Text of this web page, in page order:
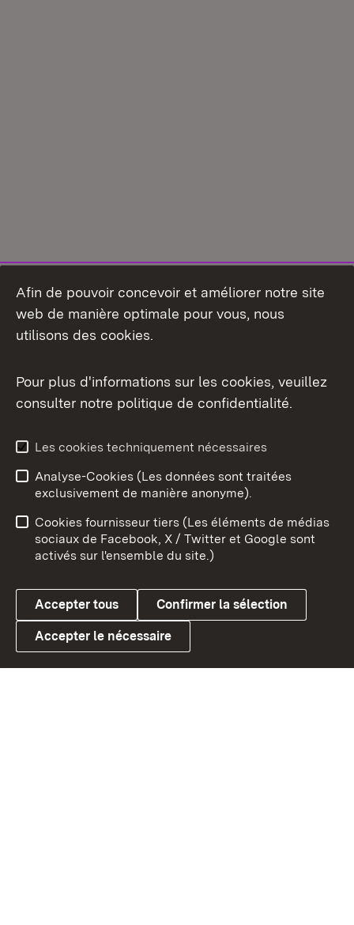
Aperçu des thèmes
Link zum Landesportal
Conseils d'utilisation
Confidentialité
Cookies
Afin de pouvoir concevoir et améliorer notre site
web de manière optimale pour vous, nous
utilisons des cookies.
Pour plus d'informations sur les cookies, veuillez
consulter notre politique de confidentialité.
Les cookies techniquement nécessaires
Analyse-Cookies (Les données sont traitées
exclusivement de manière anonyme).
Cookies fournisseur tiers (Les éléments de médias
sociaux de Facebook, X / Twitter et Google sont
activés sur l'ensemble du site.)
Accepter tous Confirmer la sélection
Accepter le nécessaire